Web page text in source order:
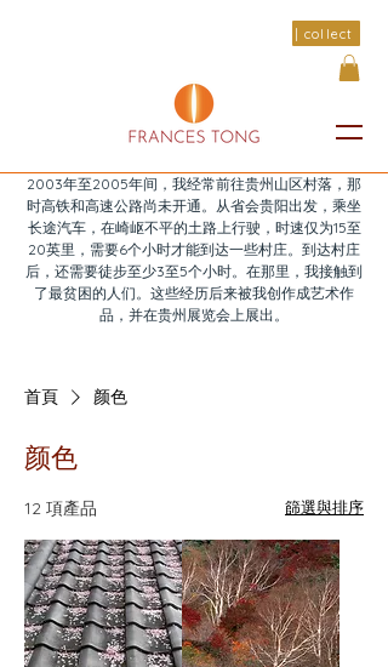
| collect
2003年至2005年间，我经常前往贵州山区村落，那
时高铁和高速公路尚未开通。从省会贵阳出发，乘坐
长途汽车，在崎岖不平的土路上行驶，时速仅为15至
20英里，需要6个小时才能到达一些村庄。到达村庄
后，还需要徒步至少3至5个小时。在那里，我接触到
了最贫困的人们。这些经历后来被我创作成艺术作
品，并在贵州展览会上展出。
首頁 颜色
颜色
12 項產品 篩選與排序